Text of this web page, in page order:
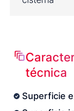
técnica
Superficie